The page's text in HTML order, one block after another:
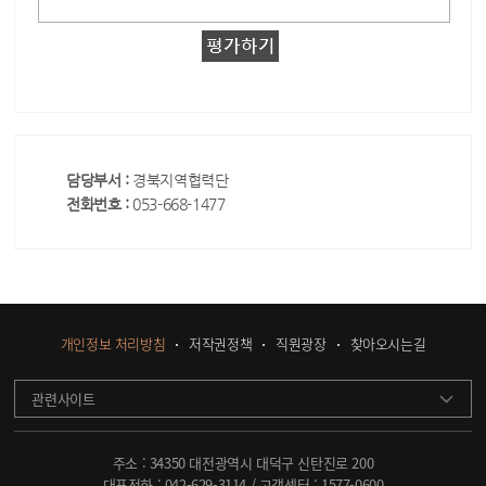
담당부서 : 경북지역협력단
전화번호 : 053-668-1477
개인정보 처리방침 저작권정책 직원광장 찾아오시는길
관련사이트
주소 : 34350 대전광역시 대덕구 신탄진로 200